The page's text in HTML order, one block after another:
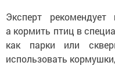
Эксперт
а кормить птиц в
как парки или
использовать